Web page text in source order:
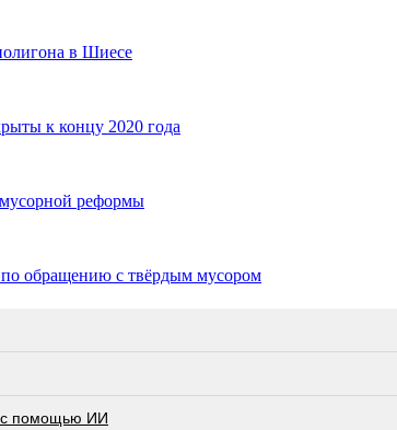
в Шиесе
к концу 2020 года
реформы
по обращению с твёрдым мусором
с помощью ИИ